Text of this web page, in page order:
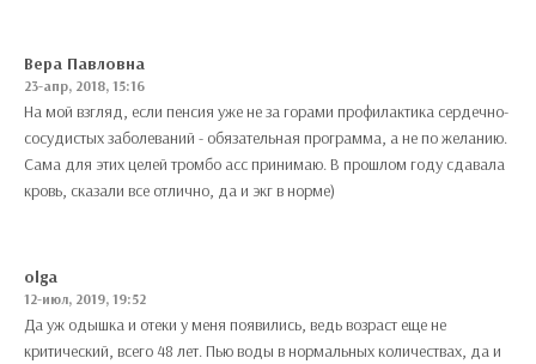
Вера Павловна
23-апр, 2018, 15:16
На мой взгляд, если пенсия уже не за горами профилактика сердечно-
сосудистых заболеваний - обязательная программа, а не по желанию.
Сама для этих целей тромбо асс принимаю. В прошлом году сдавала
кровь, сказали все отлично, да и экг в норме)
olga
12-июл, 2019, 19:52
Да уж одышка и отеки у меня появились, ведь возраст еще не
критический, всего 48 лет. Пью воды в нормальных количествах, да и